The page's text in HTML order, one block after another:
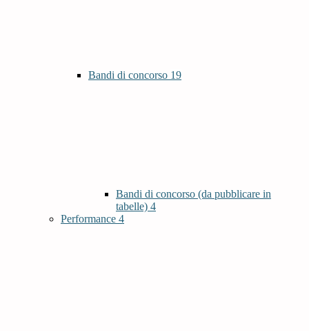
Bandi di concorso 19
Bandi di concorso (da pubblicare in
tabelle) 4
Performance 4